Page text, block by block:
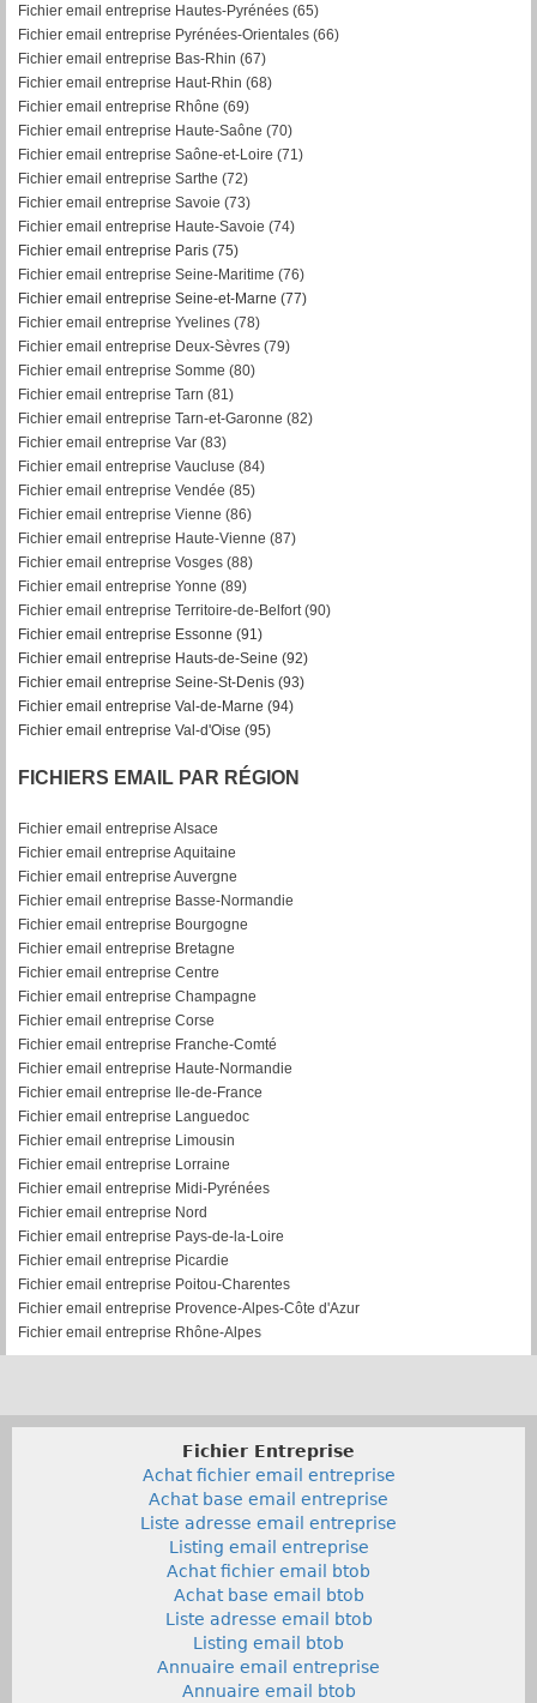
Fichier email entreprise Hautes-Pyrénées (65)
Fichier email entreprise Pyrénées-Orientales (66)
Fichier email entreprise Bas-Rhin (67)
Fichier email entreprise Haut-Rhin (68)
Fichier email entreprise Rhône (69)
Fichier email entreprise Haute-Saône (70)
Fichier email entreprise Saône-et-Loire (71)
Fichier email entreprise Sarthe (72)
Fichier email entreprise Savoie (73)
Fichier email entreprise Haute-Savoie (74)
Fichier email entreprise Paris (75)
Fichier email entreprise Seine-Maritime (76)
Fichier email entreprise Seine-et-Marne (77)
Fichier email entreprise Yvelines (78)
Fichier email entreprise Deux-Sèvres (79)
Fichier email entreprise Somme (80)
Fichier email entreprise Tarn (81)
Fichier email entreprise Tarn-et-Garonne (82)
Fichier email entreprise Var (83)
Fichier email entreprise Vaucluse (84)
Fichier email entreprise Vendée (85)
Fichier email entreprise Vienne (86)
Fichier email entreprise Haute-Vienne (87)
Fichier email entreprise Vosges (88)
Fichier email entreprise Yonne (89)
Fichier email entreprise Territoire-de-Belfort (90)
Fichier email entreprise Essonne (91)
Fichier email entreprise Hauts-de-Seine (92)
Fichier email entreprise Seine-St-Denis (93)
Fichier email entreprise Val-de-Marne (94)
Fichier email entreprise Val-d'Oise (95)
FICHIERS EMAIL PAR RÉGION
Fichier email entreprise Alsace
Fichier email entreprise Aquitaine
Fichier email entreprise Auvergne
Fichier email entreprise Basse-Normandie
Fichier email entreprise Bourgogne
Fichier email entreprise Bretagne
Fichier email entreprise Centre
Fichier email entreprise Champagne
Fichier email entreprise Corse
Fichier email entreprise Franche-Comté
Fichier email entreprise Haute-Normandie
Fichier email entreprise Ile-de-France
Fichier email entreprise Languedoc
Fichier email entreprise Limousin
Fichier email entreprise Lorraine
Fichier email entreprise Midi-Pyrénées
Fichier email entreprise Nord
Fichier email entreprise Pays-de-la-Loire
Fichier email entreprise Picardie
Fichier email entreprise Poitou-Charentes
Fichier email entreprise Provence-Alpes-Côte d'Azur
Fichier email entreprise Rhône-Alpes
Fichier Entreprise
Achat fichier email entreprise
Achat base email entreprise
Liste adresse email entreprise
Listing email entreprise
Achat fichier email btob
Achat base email btob
Liste adresse email btob
Listing email btob
Annuaire email entreprise
Annuaire email btob